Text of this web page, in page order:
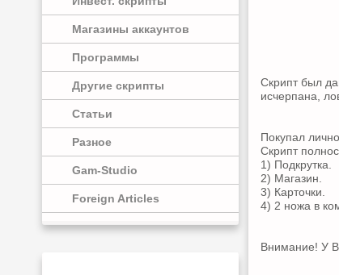
Магазины аккаунтов
Программы
Другие скрипты
Статьи
Разное
Gam-Studio
Foreign Articles
Скрипт был
исчерпана,
Покупал
Скрипт
1) Подкрутка.
2) Магазин.
3) Карточки.
4) 2 ножа в
Внимание! У